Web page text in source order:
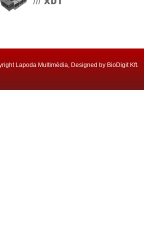
Lapoda Multimédia, Designed by BioDigit Kft.